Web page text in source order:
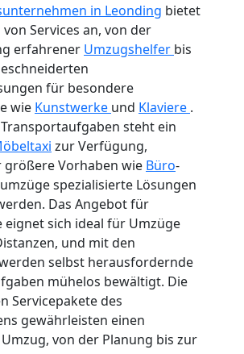
in Leonding bietet
von Services an, von der
erfahrener Umzugshelfer bis
für besondere
wie Kunstwerke und Klaviere .
steht ein
zur Verfügung,
Vorhaben wie Büro-
spezialisierte Lösungen
Das Angebot für
eignet sich ideal für Umzüge
und mit den
selbst herausfordernde
mühelos bewältigt. Die
Servicepakete des
gewährleisten einen
von der Planung bis zur